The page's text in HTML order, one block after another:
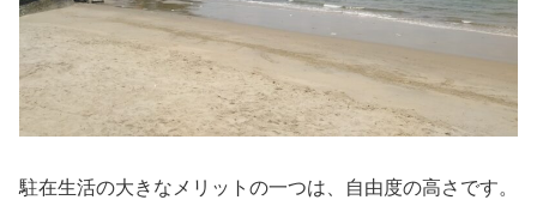
駐在生活の大きなメリットの一つは、自由度の高さです。